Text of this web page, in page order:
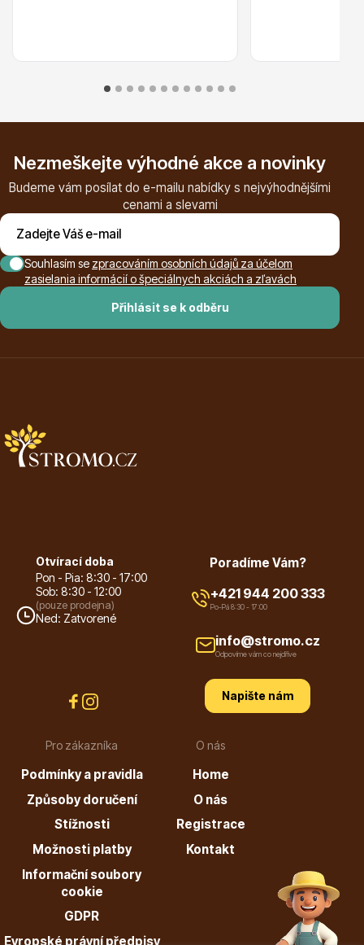
Substráty, hnojiva, kůra
Trvalky
Okrasné trávy
Nezmeškejte výhodné akce a novinky
Budeme vám posílat do e-mailu nabídky s nejvýhodnějšími
cenami a slevami
Přihlásit se k odběru
Souhlasím se zpracováním osobních údajů za účelom
zasielania informácií o špeciálnych akciách a zľavách
Otvírací doba
Pon - Pia: 8:30 - 17:00
Sob: 8:30 - 12:00
(pouze prodejna)
Ned: Zatvorené
Pro zákazníka
Podmínky a pravidla
Způsoby doručení
Stížnosti
Možnosti platby
Informační soubory
cookie
GDPR
Evropské právní předpisy
O nás
Home
O nás
Registrace
Kontakt
Poradíme Vám?
+421 944 200 333
Po-Pá 8:30 - 17:00
info@stromo.cz
Odpovíme vám co nejdříve
Napište nám